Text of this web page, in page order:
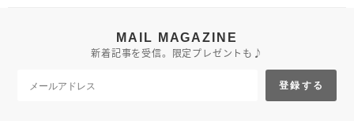
MAIL MAGAZINE
新着記事を受信。限定プレゼントも♪
登録する